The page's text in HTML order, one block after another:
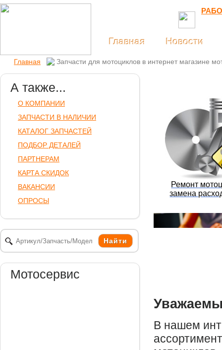
Новости
Главная
Главная Запчасти для мотоциклов в интернет магазине
Ремонт
замена
В нашем
А также...
О КОМПАНИИ
ЗАПЧАСТИ В НАЛИЧИИ
КАТАЛОГ ЗАПЧАСТЕЙ
ПОДБОР ДЕТАЛЕЙ
ПАРТНЕРАМ
КАРТА СКИДОК
ВАКАНСИИ
ОПРОСЫ
Мотосервис